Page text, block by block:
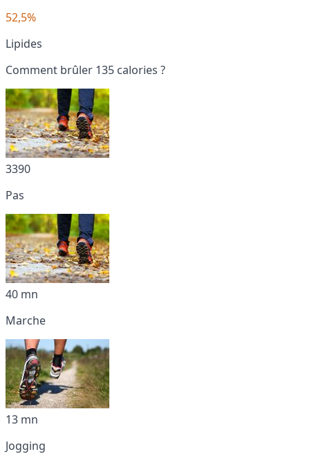
52,5%
Lipides
Comment brûler 135 calories ?
3390
Pas
40 mn
Marche
13 mn
Jogging